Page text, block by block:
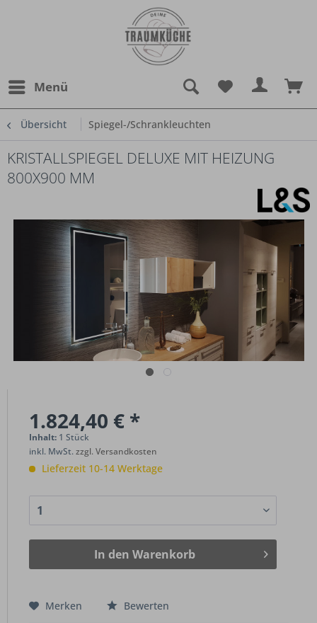
Menü
Übersicht Spiegel-/Schrankleuchten
KRISTALLSPIEGEL DELUXE MIT HEIZUNG
800X900 MM
1.824,40 € *
Inhalt: 1 Stück
inkl. MwSt.zzgl. Versandkosten
Lieferzeit 10-14 Werktage
In den Warenkorb
Merken Bewerten